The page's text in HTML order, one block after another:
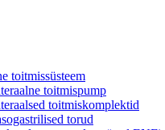
toitmissüsteem
toitmispump
toitmiskomplektid
torud